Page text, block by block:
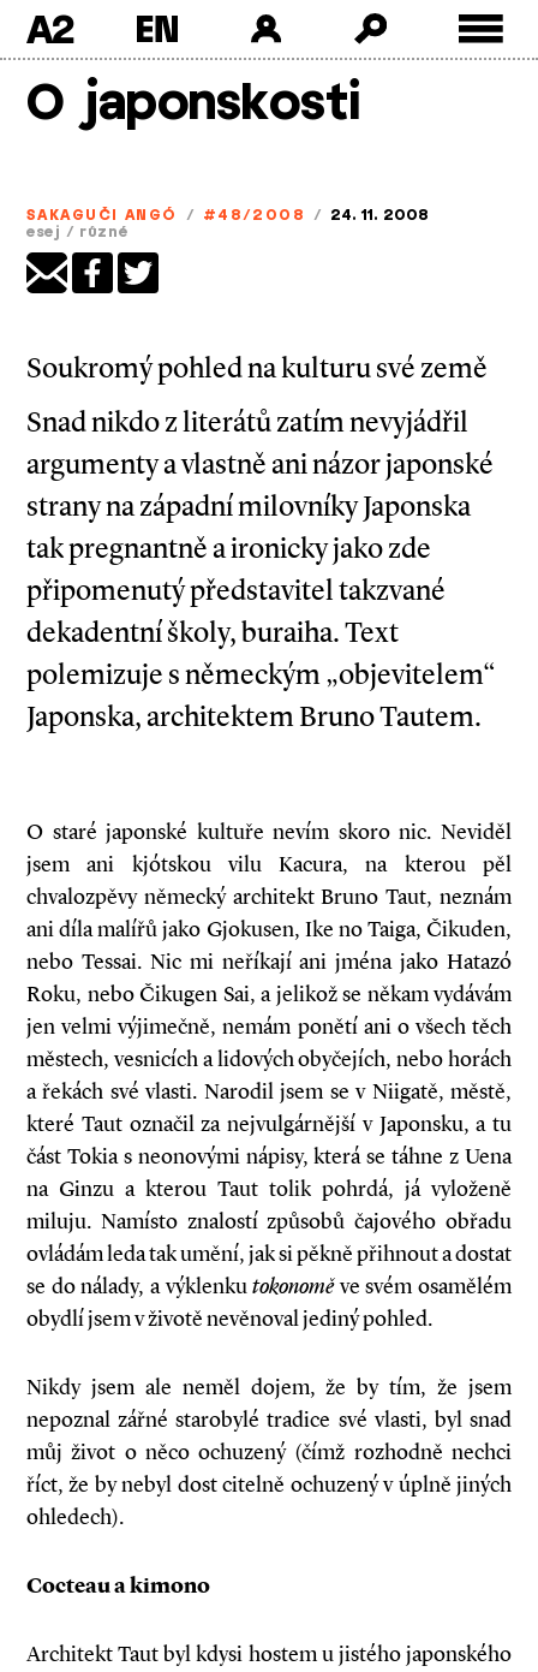
content
A2
O japonskosti
SAKAGUČI ANGÓ / #48/2008 / 24. 11. 2008
esej / různé
Soukromý pohled na kulturu své země
Snad nikdo z literátů zatím nevyjádřil
argumenty a vlastně ani názor japonské
strany na západní milovníky Japonska
tak pregnantně a ironicky jako zde
připomenutý představitel takzvané
dekadentní školy, buraiha. Text
polemizuje s německým „objevitelem“
Japonska, architektem Bruno Tautem.
O staré japonské kultuře nevím skoro nic. Neviděl
jsem ani kjótskou vilu Kacura, na kterou pěl
chvalozpěvy německý architekt Bruno Taut, neznám
ani díla malířů jako Gjokusen, Ike no Taiga, Čikuden,
nebo Tessai. Nic mi neříkají ani jména jako Hatazó
Roku, nebo Čikugen Sai, a jelikož se někam vydávám
jen velmi výjimečně, nemám ponětí ani o všech těch
městech, vesnicích a lidových obyčejích, nebo horách
a řekách své vlasti. Narodil jsem se v Niigatě, městě,
které Taut označil za nejvulgárnější v Japonsku, a tu
část Tokia s neonovými nápisy, která se táhne z Uena
na Ginzu a kterou Taut tolik pohrdá, já vyloženě
miluju. Namísto znalostí způsobů čajového obřadu
ovládám leda tak umění, jak si pěkně přihnout a dostat
se do nálady, a výklenkutokonoměve svém osamělém
obydlí jsem v životě nevěnoval jediný pohled.
Nikdy jsem ale neměl dojem, že by tím, že jsem
nepoznal zářné starobylé tradice své vlasti, byl snad
můj život o něco ochuzený (čímž rozhodně nechci
říct, že by nebyl dost citelně ochuzený v úplně jiných
ohledech).
Cocteau a kimono
Architekt Taut byl kdysi hostem u jistého japonského